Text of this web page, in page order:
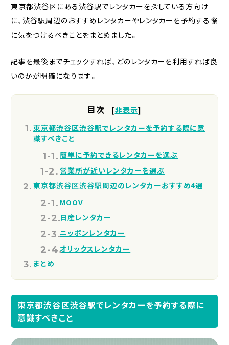
東京都渋谷区にある渋谷駅でレンタカーを探している方向け
に、渋谷駅周辺のおすすめレンタカーやレンタカーを予約する際
に気をつけるべきことをまとめました。
記事を最後までチェックすれば、どのレンタカーを利用すれば良
いのかが明確になります。
目次 [非表示]
東京都渋谷区渋谷駅でレンタカーを予約する際に意
識すべきこと
簡単に予約できるレンタカーを選ぶ
営業所が近いレンタカーを選ぶ
東京都渋谷区渋谷駅周辺のレンタカーおすすめ4選
MOOV
日産レンタカー
ニッポンレンタカー
オリックスレンタカー
まとめ
東京都渋谷区渋谷駅でレンタカーを予約する際に
意識すべきこと